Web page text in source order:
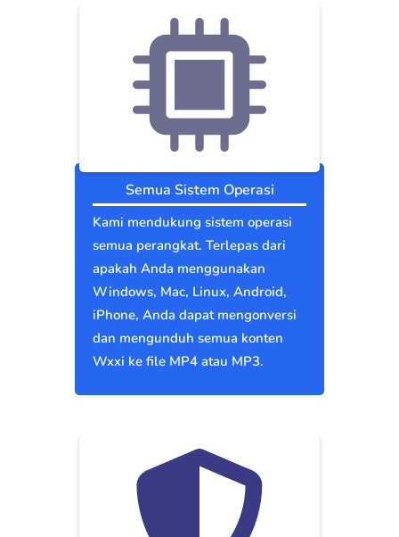
Semua Sistem Operasi
Kami mendukung sistem operasi
semua perangkat. Terlepas dari
apakah Anda menggunakan
Windows, Mac, Linux, Android,
iPhone, Anda dapat mengonversi
dan mengunduh semua konten
Wxxi ke file MP4 atau MP3.